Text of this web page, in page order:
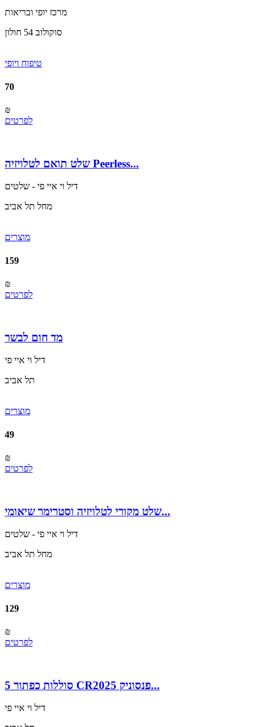
מרכז יופי ובריאות
סוקולוב 54 חולון
טיפוח ויופי
70
₪
לפרטים
שלט תואם לטלויזיה Peerless...
דיל וי איי פי - שלטים
מחל תל אביב
מוצרים
159
₪
לפרטים
מד חום לבשר
דיל וי איי פי
תל אביב
מוצרים
49
₪
לפרטים
שלט מקורי לטלויזיה וסטרימר שיאומי...
דיל וי איי פי - שלטים
מחל תל אביב
מוצרים
129
₪
לפרטים
5 סוללות כפתור CR2025 פנסוניק...
דיל וי איי פי